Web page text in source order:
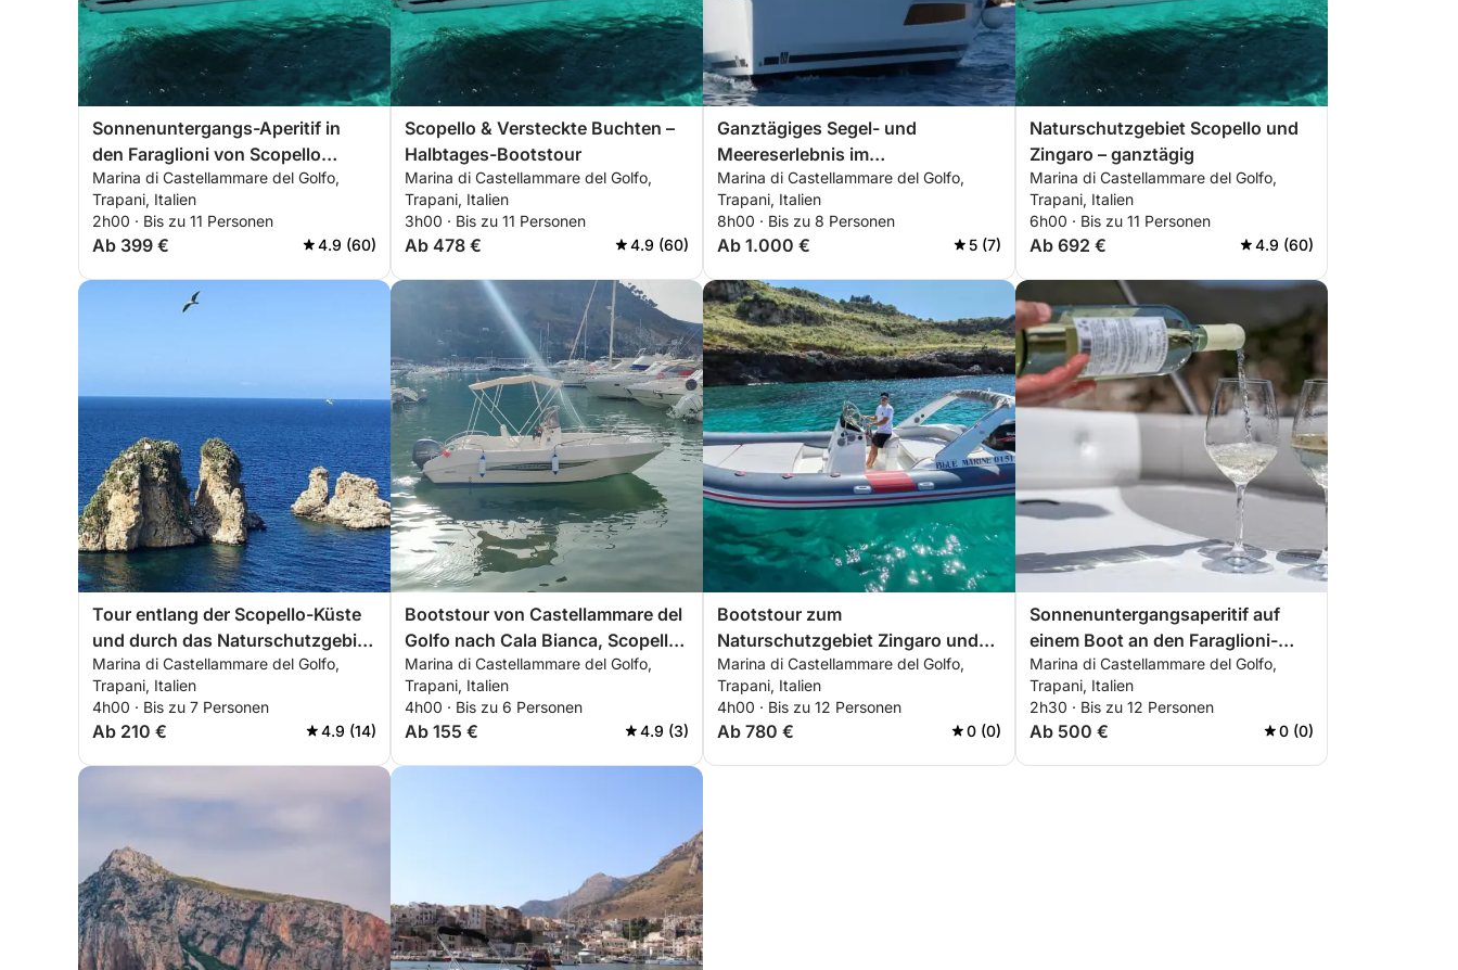
Sonnenuntergangs-Aperitif in
den Faraglioni von Scopello
(MAX. 6 Personen)
Marina di Castellammare del Golfo,
Trapani, Italien
2h00 · Bis zu 11 Personen
Ab 399 € 4.9 (60)
Scopello & Versteckte Buchten –
Halbtages-Bootstour
Marina di Castellammare del Golfo,
Trapani, Italien
3h00 · Bis zu 11 Personen
Ab 478 € 4.9 (60)
Ganztägiges Segel- und
Meereserlebnis im
Naturschutzgebiet Zingaro
Marina di Castellammare del Golfo,
Trapani, Italien
8h00 · Bis zu 8 Personen
Ab 1.000 € 5 (7)
Naturschutzgebiet Scopello und
Zingaro – ganztägig
Marina di Castellammare del Golfo,
Trapani, Italien
6h00 · Bis zu 11 Personen
Ab 692 € 4.9 (60)
Tour entlang der Scopello-Küste
und durch das Naturschutzgebiet
Zingaro
Marina di Castellammare del Golfo,
Trapani, Italien
4h00 · Bis zu 7 Personen
Ab 210 € 4.9 (14)
Bootstour von Castellammare del
Golfo nach Cala Bianca, Scopello
und Zingaro
Marina di Castellammare del Golfo,
Trapani, Italien
4h00 · Bis zu 6 Personen
Ab 155 € 4.9 (3)
Bootstour zum
Naturschutzgebiet Zingaro und
nach Scopello
Marina di Castellammare del Golfo,
Trapani, Italien
4h00 · Bis zu 12 Personen
Ab 780 € 0 (0)
Sonnenuntergangsaperitif auf
einem Boot an den Faraglioni-
Felsen von Scopello
Marina di Castellammare del Golfo,
Trapani, Italien
2h30 · Bis zu 12 Personen
Ab 500 € 0 (0)